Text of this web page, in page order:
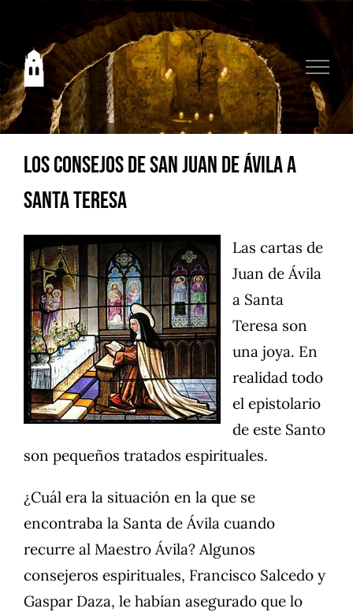
contenido
Los consejos de San Juan de Ávila a
Santa Teresa
Las cartas de
Juan de Ávila
a Santa
Teresa son
una joya. En
realidad todo
el epistolario
de este Santo
son pequeños tratados espirituales.
¿Cuál era la situación en la que se
encontraba la Santa de Ávila cuando
recurre al Maestro Ávila? Algunos
consejeros espirituales, Francisco Salcedo y
Gaspar Daza, le habían asegurado que lo